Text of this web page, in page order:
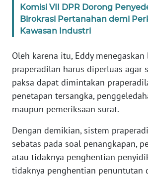
Komisi VII DPR Dorong
Birokrasi Pertanahan demi
Kawasan Industri
Oleh karena itu, Eddy menegaskan
praperadilan harus diperluas agar
paksa dapat dimintakan
penetapan tersangka,
maupun pemeriksaan surat.
Dengan demikian, sistem
sebatas pada soal penangkapan,
atau tidaknya penghentian
tidaknya penghentian penuntutan
BANTEN
WN
WN
KEPRI
PAPUA
WN
PAPUA
BARAT